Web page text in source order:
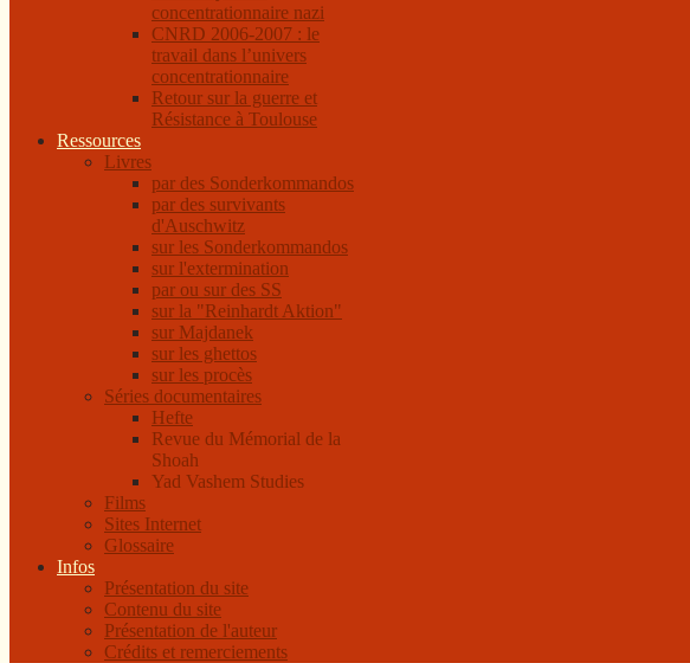
concentrationnaire nazi
CNRD 2006-2007 : le
travail dans l’univers
concentrationnaire
Retour sur la guerre et
Résistance à Toulouse
Ressources
Livres
par des Sonderkommandos
par des survivants
d'Auschwitz
sur les Sonderkommandos
sur l'extermination
par ou sur des SS
sur la "Reinhardt Aktion"
sur Majdanek
sur les ghettos
sur les procès
Séries documentaires
Hefte
Revue du Mémorial de la
Shoah
Yad Vashem Studies
Films
Sites Internet
Glossaire
Infos
Présentation du site
Contenu du site
Présentation de l'auteur
Crédits et remerciements